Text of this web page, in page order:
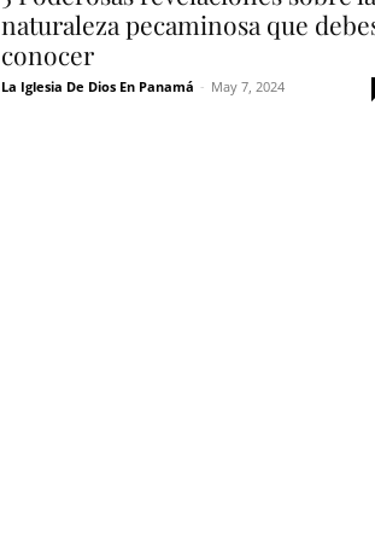
naturaleza pecaminosa que
conocer
La Iglesia De Dios En Panamá - May 7, 2024